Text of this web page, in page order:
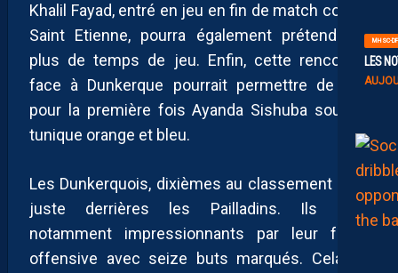
MHSC-
LES
Khalil Fayad, entré en jeu en fin de match contre
Saint Etienne, pourra également prétendre à
plus de temps de jeu. Enfin, cette rencontre
face à Dunkerque pourrait permettre de voir
pour la première fois Ayanda Sishuba sous la
tunique orange et bleu.
Les Dunkerquois, dixièmes au classement sont
juste derrières les Pailladins. Ils sont
notamment impressionnants par leur force
offensive avec seize buts marqués. Cela se